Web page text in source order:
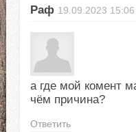
Раф 19.09.2023 15:06
а где мой комент
чём причина?
Ответить